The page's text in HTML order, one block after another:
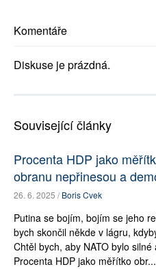
Komentáře
Diskuse je prázdná.
Související články
Procenta HDP jako
obranu nepřinesou a
26. 6. 2025 /Boris Cvek
Putina se bojím, bojím se jeho
bych skončil někde v lágru,
Chtěl bych, aby NATO bylo
Procenta HDP jako měřítko obr...